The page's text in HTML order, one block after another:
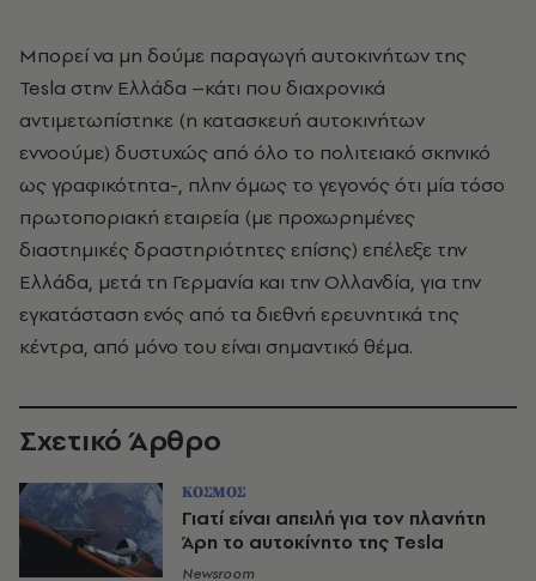
Μπορεί να μη δούμε παραγωγή αυτοκινήτων της
Tesla στην Ελλάδα –κάτι που διαχρονικά
αντιμετωπίστηκε (η κατασκευή αυτοκινήτων
εννοούμε) δυστυχώς από όλο το πολιτειακό σκηνικό
ως γραφικότητα-, πλην όμως το γεγονός ότι μία τόσο
πρωτοποριακή εταιρεία (με προχωρημένες
διαστημικές δραστηριότητες επίσης) επέλεξε την
Ελλάδα, μετά τη Γερμανία και την Ολλανδία, για την
εγκατάσταση ενός από τα διεθνή ερευνητικά της
κέντρα, από μόνο του είναι σημαντικό θέμα.
Σχετικό Άρθρο
ΚΟΣΜΟΣ
Γιατί είναι απειλή για τον πλανήτη
Άρη το αυτοκίνητο της Tesla
Newsroom